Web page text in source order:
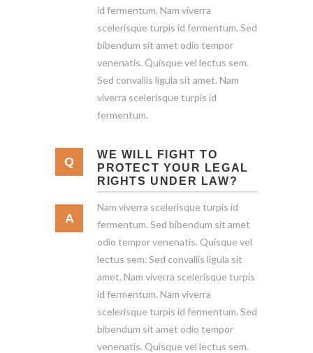
id fermentum. Nam viverra
scelerisque turpis id fermentum. Sed
bibendum sit amet odio tempor
venenatis. Quisque vel lectus sem.
Sed convallis ligula sit amet. Nam
viverra scelerisque turpis id
fermentum.
WE WILL FIGHT TO
PROTECT YOUR LEGAL
RIGHTS UNDER LAW?
Nam viverra scelerisque turpis id
fermentum. Sed bibendum sit amet
odio tempor venenatis. Quisque vel
lectus sem. Sed convallis ligula sit
amet. Nam viverra scelerisque turpis
id fermentum. Nam viverra
scelerisque turpis id fermentum. Sed
bibendum sit amet odio tempor
venenatis. Quisque vel lectus sem.